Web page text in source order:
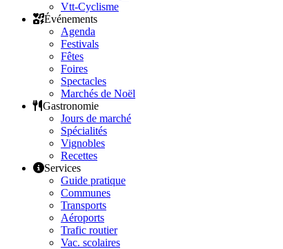
Vtt-Cyclisme
Événements
Agenda
Festivals
Fêtes
Foires
Spectacles
Marchés de Noël
Gastronomie
Jours de marché
Spécialités
Vignobles
Recettes
Services
Guide pratique
Communes
Transports
Aéroports
Trafic routier
Vac. scolaires